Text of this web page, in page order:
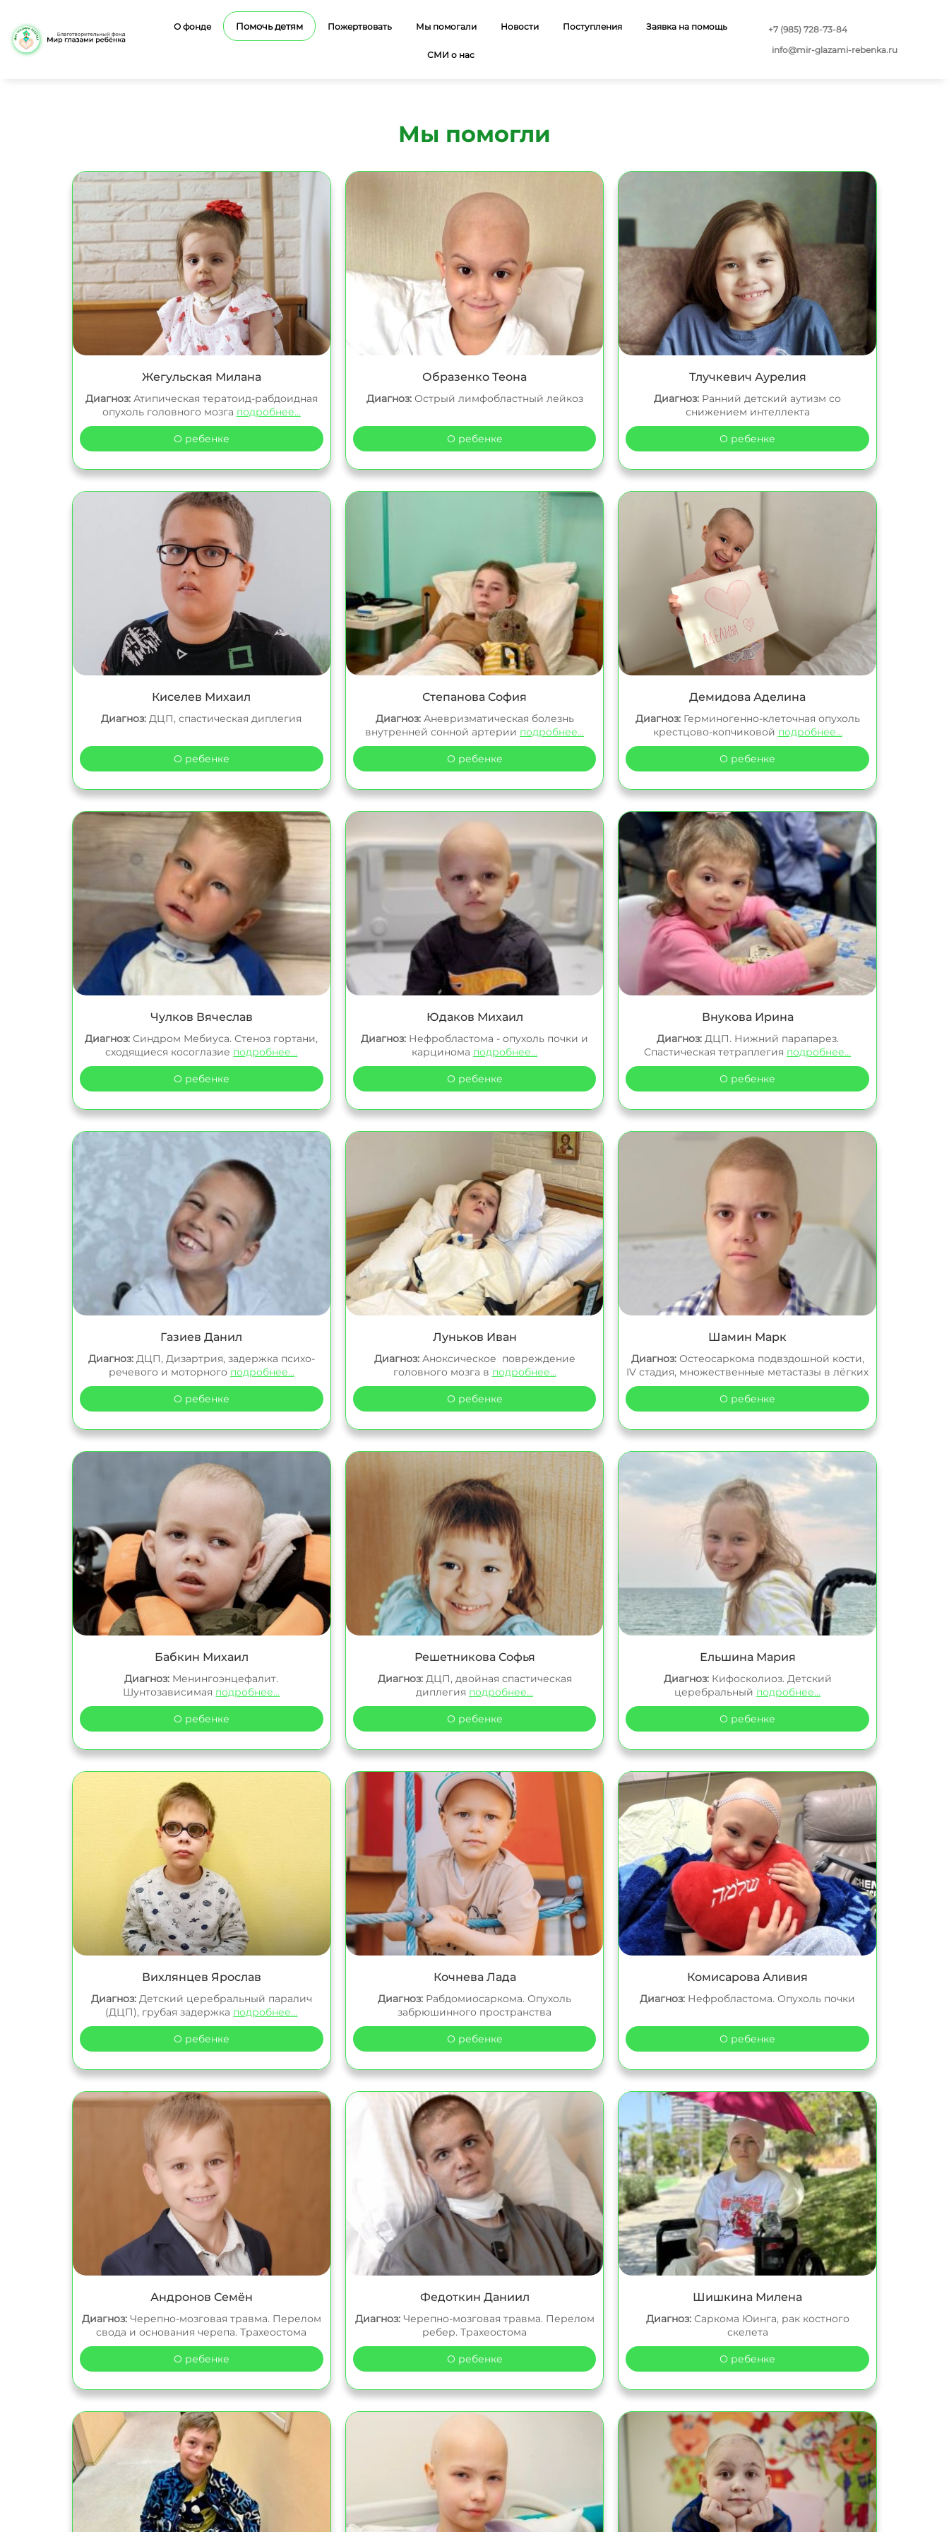
О фонде Помочь детям Пожертвовать Мы помогали Новости Поступления Заявка на помощь
СМИ о нас
+7 (985) 728-73-84
info@mir-glazami-rebenka.ru
Мы помогли
Жегульская Милана
Диагноз:Атипическая тератоид-рабдоидная
опухоль головного мозга подробнее...
О ребенке
Образенко Теона
Диагноз:Острый лимфобластный лейкоз
О ребенке
Тлучкевич Аурелия
Диагноз: Ранний детский аутизм со
снижением интеллекта
О ребенке
Киселев Михаил
Диагноз: ДЦП, спастическая диплегия
О ребенке
Степанова София
Диагноз:Аневризматическая болезнь
внутренней сонной артерии подробнее...
О ребенке
Демидова Аделина
Диагноз:Герминогенно-клеточная опухоль
крестцово-копчиковой подробнее...
О ребенке
Чулков Вячеслав
Диагноз: Синдром Мебиуса. Стеноз гортани,
сходящиеся косоглазие подробнее...
О ребенке
Юдаков Михаил
Диагноз: Нефробластома - опухоль почки и
карцинома подробнее...
О ребенке
Внукова Ирина
Диагноз:ДЦП. Нижний парапарез.
Спастическая тетраплегия подробнее...
О ребенке
Газиев Данил
Диагноз:ДЦП, Дизартрия, задержка психо-
речевого и моторного подробнее...
О ребенке
Луньков Иван
Диагноз:Аноксическое повреждение
головного мозга в подробнее...
О ребенке
Шамин Марк
Диагноз:Остеосаркома подвздошной кости,
IV стадия, множественные метастазы в лёгких
О ребенке
Бабкин Михаил
Диагноз: Менингоэнцефалит.
Шунтозависимая подробнее...
О ребенке
Решетникова Софья
Диагноз:ДЦП, двойная спастическая
диплегия подробнее...
О ребенке
Ельшина Мария
Диагноз:Кифосколиоз. Детский
церебральный подробнее...
О ребенке
Вихлянцев Ярослав
Диагноз:Детский церебральный паралич
(ДЦП), грубая задержка подробнее...
О ребенке
Кочнева Лада
Диагноз: Рабдомиосаркома. Опухоль
забрюшинного пространства
О ребенке
Комисарова Аливия
Диагноз: Нефробластома. Опухоль почки
О ребенке
Андронов Семён
Диагноз:Черепно-мозговая травма. Перелом
свода и основания черепа. Трахеостома
О ребенке
Федоткин Даниил
Диагноз:Черепно-мозговая травма. Перелом
ребер. Трахеостома
О ребенке
Шишкина Милена
Диагноз:Саркома Юинга, рак костного
скелета
О ребенке